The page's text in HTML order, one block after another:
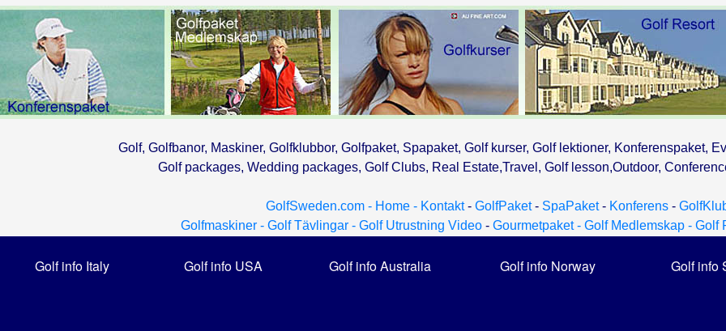
Golf, Golfbanor, Maskiner, Golfklubbor, Golfpaket, Spapaket, Golf kurser, Golf lektioner, Konferenspaket,
Golf packages, Wedding packages, Golf Clubs, Real Estate,Travel, Golf lesson,Outdoor,
GolfSweden.com - Home - Kontakt - GolfPaket - SpaPaket- Konferens-
Golfmaskiner - Golf Tävlingar - Golf Utrustning Video - Gourmetpaket - Golf Medlemskap - Golf
Golf info Italy Golf info USA Golf info Australia Golf info Norway Golf info